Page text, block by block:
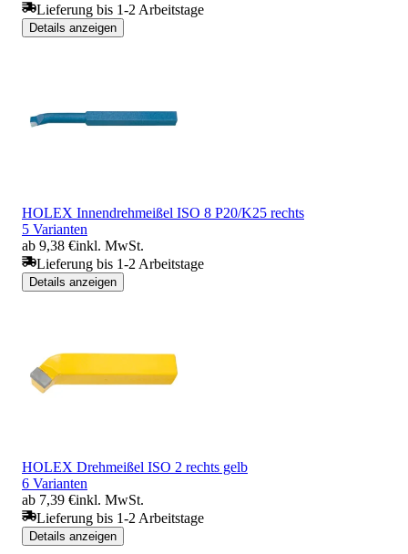
Lieferung bis 1-2 Arbeitstage
Details anzeigen
HOLEX Innendrehmeißel ISO 8 P20/K25 rechts
5 Varianten
ab 9,38 €inkl. MwSt.
Lieferung bis 1-2 Arbeitstage
Details anzeigen
HOLEX Drehmeißel ISO 2 rechts gelb
6 Varianten
ab 7,39 €inkl. MwSt.
Lieferung bis 1-2 Arbeitstage
Details anzeigen